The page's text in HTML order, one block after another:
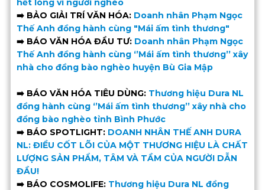
➡️ BẢO GIẢI TRÍ VĂN HÓA: Doanh nhân Phạm Ngọc
Thế Anh đồng hành cùng "Mái ấm tình thương"
➡️ BÁO VĂN HÓA ĐẦU TƯ: Doanh nhân Phạm Ngọc
Thế Anh đồng hành cùng ‘’Mái ấm tình thương’’ xây
nhà cho đồng bào nghèo huyện Bù Gia Mập
➡️ BÁO VĂN HÓA TIÊU DÙNG: Thương hiệu Dura NL
đồng hành cùng ‘’Mái ấm tình thương’’ xây nhà cho
đồng bào nghèo tỉnh Bình Phước
➡️ BÁO SPOTLIGHT: DOANH NHÂN THẾ ANH DURA
NL: ĐIỀU CỐT LÕI CỦA MỘT THƯƠNG HIỆU LÀ CHẤT
LƯỢNG SẢN PHẨM, TÂM VÀ TẦM CỦA NGƯỜI DẪN
ĐẦU!
➡️ BÁO COSMOLIFE: Thương hiệu Dura NL đồng